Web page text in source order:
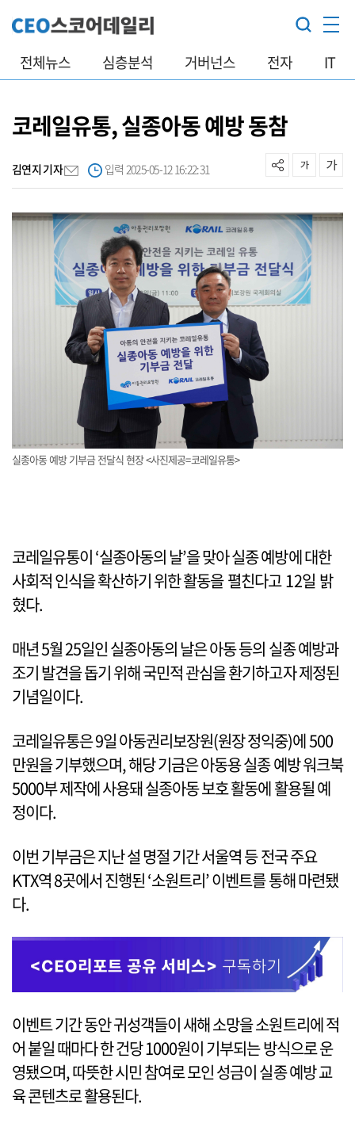
전체뉴스 심층분석 거버넌스 전자 IT
코레일유통, 실종아동 예방 동참
김연지 기자 입력 2025-05-12 16:22:31
실종아동 예방 기부금 전달식 현장 <사진제공=코레일유통>
코레일유통이 ‘실종아동의 날’을 맞아 실종 예방에 대한
사회적 인식을 확산하기 위한 활동을 펼친다고 12일 밝
혔다.
매년 5월 25일인 실종아동의 날은 아동 등의 실종 예방과
조기 발견을 돕기 위해 국민적 관심을 환기하고자 제정된
기념일이다.
코레일유통은 9일 아동권리보장원(원장 정익중)에 500
만원을 기부했으며, 해당 기금은 아동용 실종 예방 워크북
5000부 제작에 사용돼 실종아동 보호 활동에 활용될 예
정이다.
이번 기부금은 지난 설 명절 기간 서울역 등 전국 주요
KTX역 8곳에서 진행된 ‘소원트리’ 이벤트를 통해 마련됐
다.
이벤트 기간 동안 귀성객들이 새해 소망을 소원트리에 적
어 붙일 때마다 한 건당 1000원이 기부되는 방식으로 운
영됐으며, 따뜻한 시민 참여로 모인 성금이 실종 예방 교
육 콘텐츠로 활용된다.